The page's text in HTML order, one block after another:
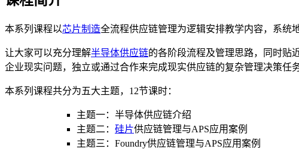
本系列课程以芯片制造全流程供应链管理为逻辑安排教学内容，系统
让大家可以充分理解半导体供应链的各阶段流程及管理思路，同时贴
企业现实问题，独立或通过合作来完成现实供应链的复杂管理决策任务
本系列课程共分为五大主题，12节课时：
主题一：半导体供应链介绍
主题二： 硅片供应链管理与APS应用案例
主题三：Foundry供应链管理与APS应用案例